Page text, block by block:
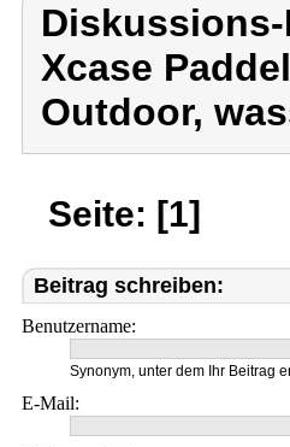
Xcase
Outdoor,
Seite: [1]
Beitrag schreiben:
Benutzername:
Synonym, unter dem Ihr Beitrag
E-Mail: